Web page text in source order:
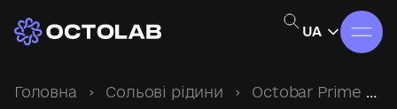
UA
Головна › Сольові рідини › Octobar Prime ›